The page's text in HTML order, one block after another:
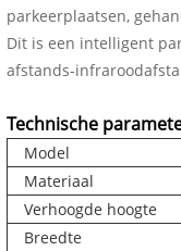
parkeerplaatsen,
Dit is een intelligent
afstands-
Technische
Model
Materiaal
Verhoogde hoogte
Breedte